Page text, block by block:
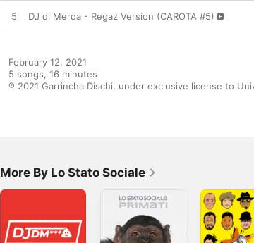
5 DJ di Merda - Regaz Version (CAROTA #5)
February 12, 2021
5 songs, 16 minutes
℗ 2021 Garrincha Dischi, under exclusive license to
More By Lo Stato Sociale